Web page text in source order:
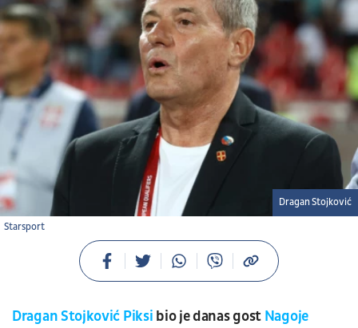
Starsport
Dragan Stojković
Dragan Stojković Piksi bio je danas gost Nagoje